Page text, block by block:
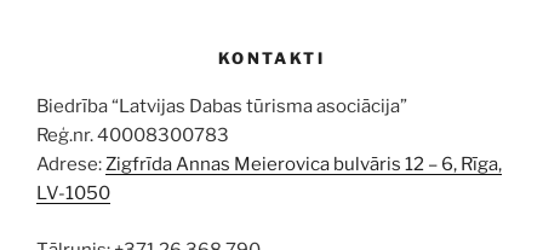
KONTAKTI
Biedrība “Latvijas Dabas tūrisma asociācija”
Reģ.nr. 40008300783
Adrese:Zigfrīda Annas Meierovica bulvāris 12 – 6, Rīga,
LV-1050